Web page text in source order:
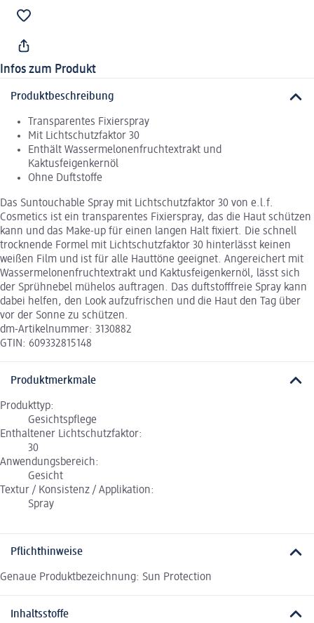
Infos zum Produkt
Produktbeschreibung
Transparentes Fixierspray
Mit Lichtschutzfaktor 30
Enthält Wassermelonenfruchtextrakt und
Kaktusfeigenkernöl
Ohne Duftstoffe
Das Suntouchable Spray mit Lichtschutzfaktor 30 von e.l.f.
Cosmetics ist ein transparentes Fixierspray, das die Haut schützen
kann und das Make-up für einen langen Halt fixiert. Die schnell
trocknende Formel mit Lichtschutzfaktor 30 hinterlässt keinen
weißen Film und ist für alle Hauttöne geeignet. Angereichert mit
Wassermelonenfruchtextrakt und Kaktusfeigenkernöl, lässt sich
der Sprühnebel mühelos auftragen. Das duftstofffreie Spray kann
dabei helfen, den Look aufzufrischen und die Haut den Tag über
vor der Sonne zu schützen.
dm-Artikelnummer: 3130882
GTIN: 609332815148
Produktmerkmale
Produkttyp:
Gesichtspflege
Enthaltener Lichtschutzfaktor:
30
Anwendungsbereich:
Gesicht
Textur / Konsistenz / Applikation:
Spray
Pflichthinweise
Genaue Produktbezeichnung: Sun Protection
Inhaltsstoffe